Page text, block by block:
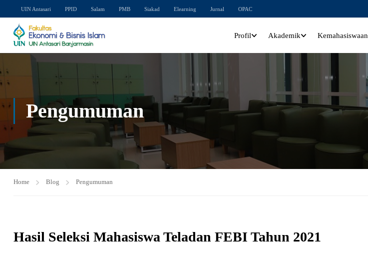
UIN Antasari PPID Salam PMB Siakad Elearning Jurnal OPAC
Profil Akademik Kemahasiswaan
Pengumuman
Home Blog Pengumuman
Hasil Seleksi Mahasiswa Teladan FEBI Tahun 2021